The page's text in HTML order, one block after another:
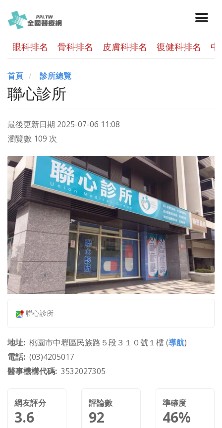
眼科排名 骨科排名 皮膚科排名 復健科排名
首頁 診所總覽
聯心診所
最後更新日期 2025-07-06 11:08
瀏覽數 109 次
聯心診所
地址 桃園市中壢區民族路５段３１０號１樓 (導航)
電話 (03)4205017
醫事機構代碼 3532027305
網友評分
3.6
評論數
92
準確度
46%